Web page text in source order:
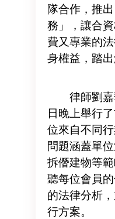
隊合作，推
務」，讓合
費又專業的
身權益，踏
律師劉
日晚上舉行
位來自不同
問題涵蓋單
拆僭建物等
聽每位會員
的法律分析
行方案。